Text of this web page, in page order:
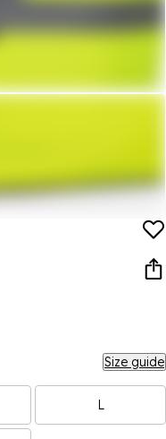
Size guide
L